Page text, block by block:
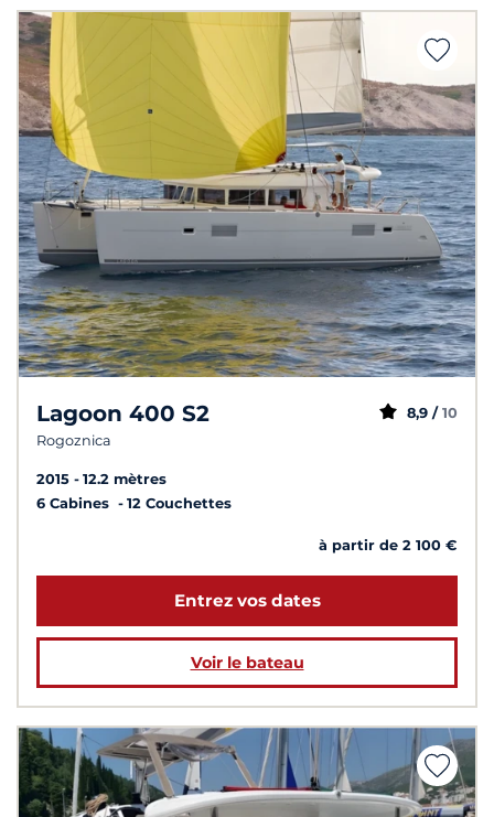
Lagoon 400 S2
Rogoznica
8,9 / 10
2015
12.2 mètres
6 Cabines
12 Couchettes
à partir de 2 100 €
Entrez vos dates
Voir le bateau